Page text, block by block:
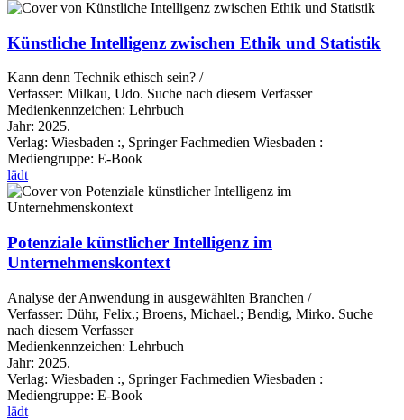
Künstliche Intelligenz zwischen Ethik und Statistik
Kann denn Technik ethisch sein? /
Verfasser: Milkau, Udo. Suche nach diesem Verfasser
Medienkennzeichen: Lehrbuch
Jahr: 2025.
Verlag: Wiesbaden :, Springer Fachmedien Wiesbaden :
Mediengruppe: E-Book
lädt
Potenziale künstlicher Intelligenz im
Unternehmenskontext
Analyse der Anwendung in ausgewählten Branchen /
Verfasser: Dühr, Felix.; Broens, Michael.; Bendig, Mirko. Suche
nach diesem Verfasser
Medienkennzeichen: Lehrbuch
Jahr: 2025.
Verlag: Wiesbaden :, Springer Fachmedien Wiesbaden :
Mediengruppe: E-Book
lädt